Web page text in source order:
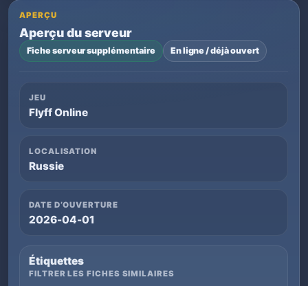
APERÇU
Aperçu du serveur
Fiche serveur supplémentaire En ligne / déjà ouvert
JEU
Flyff Online
LOCALISATION
Russie
DATE D’OUVERTURE
2026-04-01
Étiquettes
FILTRER LES FICHES SIMILAIRES